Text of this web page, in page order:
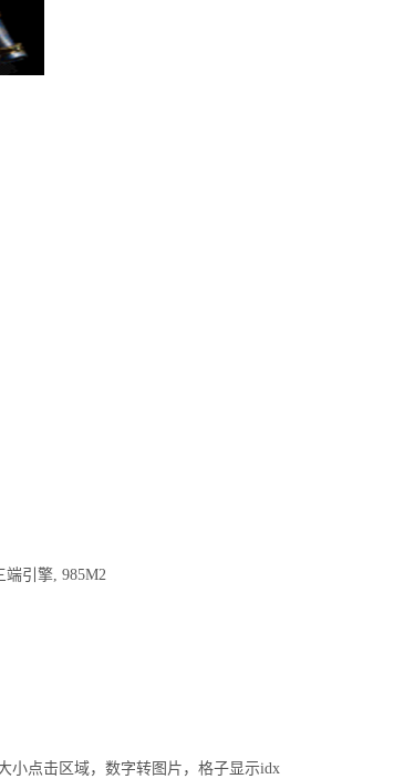
端引擎, 985M2
小点击区域，数字转图片，格子显示idx